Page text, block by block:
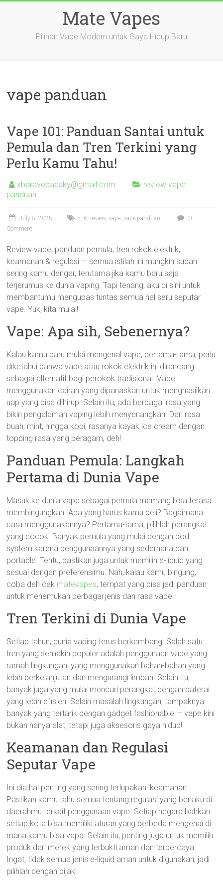
Mate Vapes
Pilihan Vape Modern untuk Gaya Hidup Baru
vape panduan
Vape 101: Panduan Santai untuk
Pemula dan Tren Terkini yang
Perlu Kamu Tahu!
xbaravecaasky@gmail.com
review vape
panduan
July 8, 2025 5, 6, review,vape,vape panduan
0
Comment
Review vape, panduan pemula, tren rokok elektrik,
keamanan & regulasi — semua istilah ini mungkin sudah
sering kamu dengar, terutama jika kamu baru saja
terjerumus ke dunia vaping. Tapi tenang, aku di sini untuk
membantumu mengupas tuntas semua hal seru seputar
vape. Yuk, kita mulai!
Vape: Apa sih, Sebenernya?
Kalau kamu baru mulai mengenal vape, pertama-tama, perlu
diketahui bahwa vape atau rokok elektrik ini dirancang
sebagai alternatif bagi perokok tradisional. Vape
menggunakan cairan yang dipanaskan untuk menghasilkan
uap yang bisa dihirup. Selain itu, ada berbagai rasa yang
bikin pengalaman vaping lebih menyenangkan. Dari rasa
buah, mint, hingga kopi, rasanya kayak ice cream dengan
topping rasa yang beragam, deh!
Panduan Pemula: Langkah
Pertama di Dunia Vape
Masuk ke dunia vape sebagai pemula memang bisa terasa
membingungkan. Apa yang harus kamu beli? Bagaimana
cara menggunakannya? Pertama-tama, pilihlah perangkat
yang cocok. Banyak pemula yang mulai dengan pod
system karena penggunaannya yang sederhana dan
portable. Tentu, pastikan juga untuk memilih e-liquid yang
sesuai dengan preferensimu. Nah, kalau kamu bingung,
coba deh cek matevapes, tempat yang bisa jadi panduan
untuk menemukan berbagai jenis dan rasa vape.
Tren Terkini di Dunia Vape
Setiap tahun, dunia vaping terus berkembang. Salah satu
tren yang semakin populer adalah penggunaan vape yang
ramah lingkungan, yang menggunakan bahan-bahan yang
lebih berkelanjutan dan mengurangi limbah. Selain itu,
banyak juga yang mulai mencari perangkat dengan baterai
yang lebih efisien. Selain masalah lingkungan, tampaknya
banyak yang tertarik dengan gadget fashionable — vape kini
bukan hanya alat, tetapi juga aksesoris gaya hidup!
Keamanan dan Regulasi
Seputar Vape
Ini dia hal penting yang sering terlupakan: keamanan.
Pastikan kamu tahu semua tentang regulasi yang berlaku di
daerahmu terkait penggunaan vape. Setiap negara bahkan
setiap kota bisa memiliki aturan yang berbeda mengenai di
mana kamu bisa vapa. Selain itu, penting juga untuk memilih
produk dari merek yang terbukti aman dan terpercaya.
Ingat, tidak semua jenis e-liquid aman untuk digunakan, jadi
pilihlah dengan bijak!